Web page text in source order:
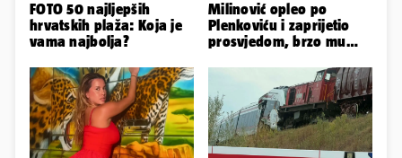
FOTO 50 najljepših
hrvatskih plaža: Koja je
vama najbolja?
Milinović opleo po
Plenkoviću i zaprijetio
prosvjedom, brzo mu